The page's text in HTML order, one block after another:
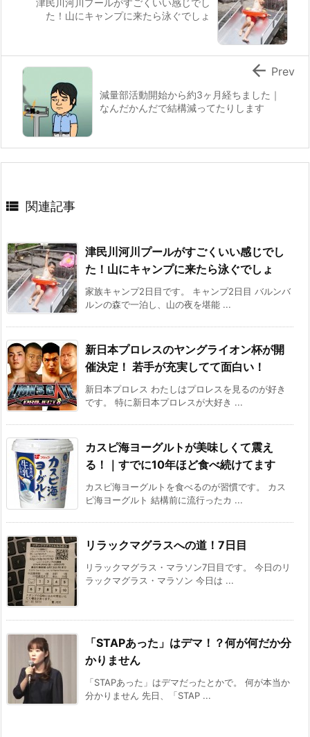
た！山にキャンプに来たら泳ぐでしょ
減量部活動開始から約3ヶ月経ちました｜
なんだかんだで結構減ってたりします
 Prev
 関連記事
津民川河川プールがすごくいい感じでし
た！山にキャンプに来たら泳ぐでしょ
家族キャンプ2日目です。 キャンプ2日目 バルンバ
ルンの森で一泊し、山の夜を堪能 ...
新日本プロレスのヤングライオン杯が開
催決定！ 若手が充実してて面白い！
新日本プロレス わたしはプロレスを見るのが好き
です。 特に新日本プロレスが大好き ...
カスピ海ヨーグルトが美味しくて震え
る！｜すでに10年ほど食べ続けてます
カスピ海ヨーグルトを食べるのが習慣です。 カス
ピ海ヨーグルト 結構前に流行ったカ ...
リラックマグラスへの道！7日目
リラックマグラス・マラソン7日目です。 今日のリ
ラックマグラス・マラソン 今日は ...
「STAPあった」はデマ！？何が何だか分
かりません
「STAPあった」はデマだったとかで。 何が本当か
分かりません 先日、「STAP ...